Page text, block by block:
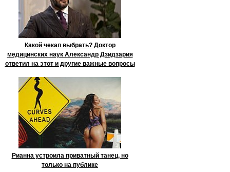
Какой чекап выбрать? Доктор
медицинских наук Александр Дзидзария
ответил на этот и другие важные вопросы
Рианна устроила приватный танец, но
только на публике